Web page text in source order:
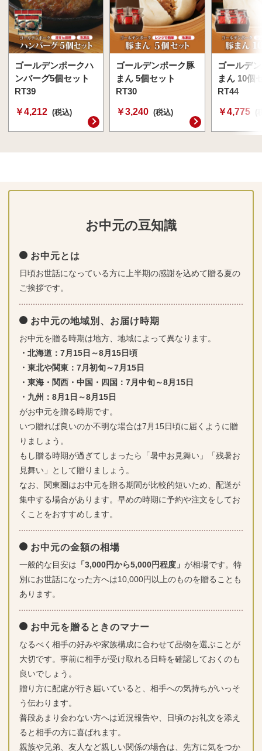
ゴールデンポークハ
ンバーグ5個セット
RT39
￥4,212 (税込)
ゴールデンポーク豚
まん 5個セット
RT30
￥3,240 (税込)
ゴールデ
まん 10個
RT44
￥4,775
お中元の豆知識
お中元とは
日頃お世話になっている方に上半期の感謝を込めて贈る夏の
ご挨拶です。
お中元の地域別、お届け時期
お中元を贈る時期は地方、地域によって異なります。
・北海道：7月15日～8月15日頃
・東北や関東：7月初旬～7月15日
・東海・関西・中国・四国：7月中旬～8月15日
・九州：8月1日～8月15日
がお中元を贈る時期です。
いつ贈れば良いのか不明な場合は7月15日頃に届くように贈
りましょう。
もし贈る時期が過ぎてしまったら「暑中お見舞い」「残暑お
見舞い」として贈りましょう。
なお、関東圏はお中元を贈る期間が比較的短いため、配送が
集中する場合があります。早めの時期に予約や注文をしてお
くことをおすすめします。
お中元の金額の相場
一般的な目安は 「3,000円から5,000円程度」 が相場です。特
別にお世話になった方へは10,000円以上のものを贈ることも
あります。
お中元を贈るときのマナー
なるべく相手の好みや家族構成に合わせて品物を選ぶことが
大切です。事前に相手が受け取れる日時を確認しておくのも
良いでしょう。
贈り方に配慮が行き届いていると、相手への気持ちがいっそ
う伝わります。
普段あまり会わない方へは近況報告や、日頃のお礼文を添え
ると相手の方に喜ばれます。
親族や兄弟、友人など親しい関係の場合は、先方に気をつか